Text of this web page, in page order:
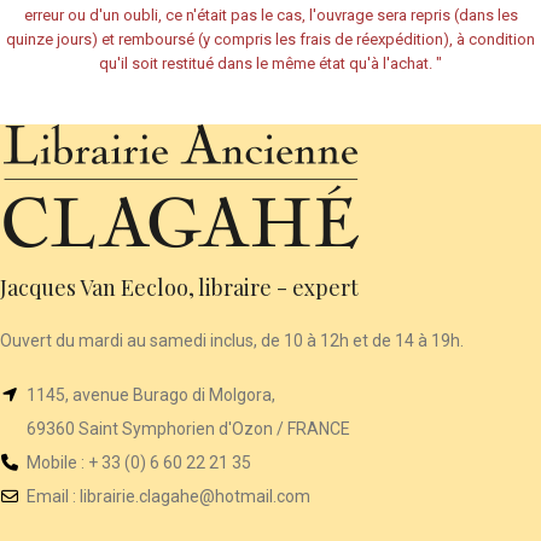
erreur ou d'un oubli, ce n'était pas le cas, l'ouvrage sera repris (dans les
quinze jours) et remboursé (y compris les frais de réexpédition), à condition
qu'il soit restitué dans le même état qu'à l'achat. "
Jacques Van Eecloo, libraire - expert
Ouvert du mardi au samedi inclus, de 10 à 12h et de 14 à 19h.
1145, avenue Burago di Molgora,
69360 Saint Symphorien d'Ozon / FRANCE
Mobile : + 33 (0) 6 60 22 21 35
Email : librairie .clagahe@hotmail.com